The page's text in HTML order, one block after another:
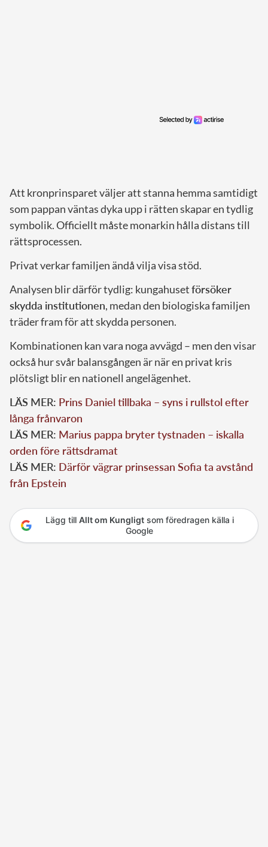
Att kronprinsparet väljer att stanna hemma samtidigt
som pappan väntas dyka upp i rätten skapar en tydlig
symbolik. Officiellt måste monarkin hålla distans till
rättsprocessen.
Privat verkar familjen ändå vilja visa stöd.
Analysen blir därför tydlig: kungahusetförsöker
skydda institutionen, medan den biologiska familjen
träder fram för att skydda personen.
Kombinationen kan vara noga avvägd – men den visar
också hur svår balansgången är när en privat kris
plötsligt blir en nationell angelägenhet.
LÄS MER: Prins Daniel tillbaka – syns i rullstol efter
långa frånvaron
LÄS MER: Marius pappa bryter tystnaden – iskalla
orden före rättsdramat
LÄS MER: Därför vägrar prinsessan Sofia ta avstånd
från Epstein
Lägg till Allt om Kungligtsom föredragen källa i
Google